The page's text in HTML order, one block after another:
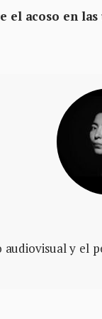
el acoso en
audiovisual y el